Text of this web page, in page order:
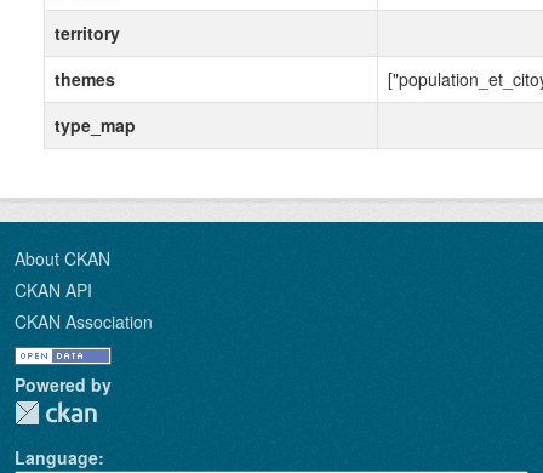
territory
themes
type_map
About CKAN
CKAN API
CKAN Association
Powered by
Language